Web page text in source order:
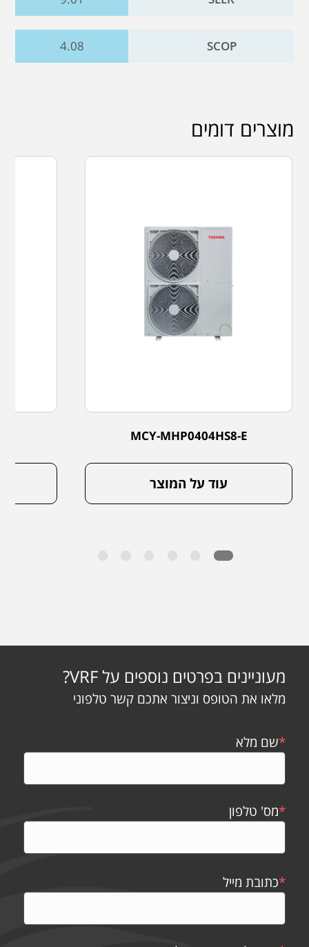
SCOP
4.08
מוצרים דומים
MCY-MHP0404HS8-E
עוד על המוצר
מעוניינים בפרטים נוספים על VRF?
מלאו את הטופס וניצור אתכם קשר טלפוני
*שם מלא
*מס' טלפון
*כתובת מייל